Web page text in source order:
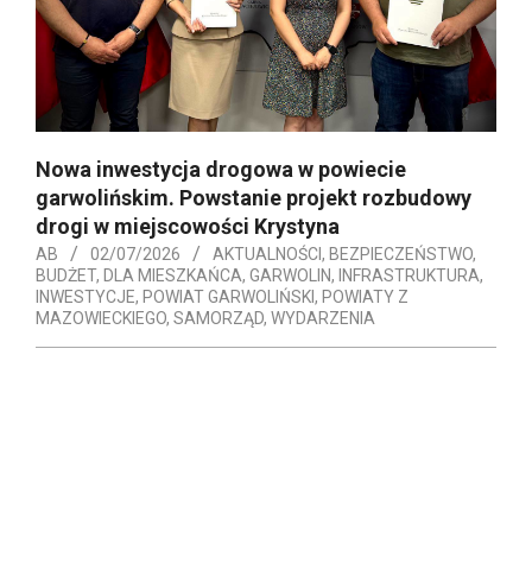
Nowa inwestycja drogowa w powiecie
garwolińskim. Powstanie projekt rozbudowy
drogi w miejscowości Krystyna
AB 02/07/2026 AKTUALNOŚCI , BEZPIECZEŃSTWO,
BUDŻET, DLA MIESZKAŃCA, GARWOLIN, INFRASTRUKTURA,
INWESTYCJE, POWIAT GARWOLIŃSKI, POWIATY Z
MAZOWIECKIEGO, SAMORZĄD, WYDARZENIA